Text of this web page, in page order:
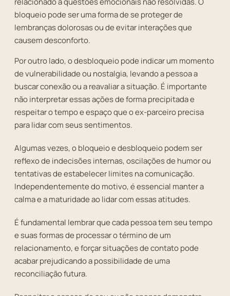
bloqueio pode ser uma forma de se proteger de
lembranças dolorosas ou de evitar interações que
causem desconforto.
Por outro lado, o desbloqueio pode indicar um momento
de vulnerabilidade ou nostalgia, levando a pessoa a
buscar conexão ou a reavaliar a situação. É importante
não interpretar essas ações de forma precipitada e
respeitar o tempo e espaço que o ex-parceiro precisa
para lidar com seus sentimentos.
Algumas vezes, o bloqueio e desbloqueio podem ser
reflexo de indecisões internas, oscilações de humor ou
tentativas de estabelecer limites na comunicação.
Independentemente do motivo, é essencial manter a
calma e a maturidade ao lidar com essas atitudes.
É fundamental lembrar que cada pessoa tem seu tempo
e suas formas de processar o término de um
relacionamento, e forçar situações de contato pode
acabar prejudicando a possibilidade de uma
reconciliação futura.